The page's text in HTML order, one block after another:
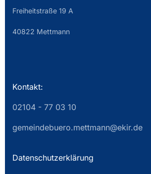
Freiheitstraße 19 A
40822 Mettmann
Kontakt:
02104 - 77 03 10
gemeindebuero.mettmann@ekir.de
Datenschutzerklärung